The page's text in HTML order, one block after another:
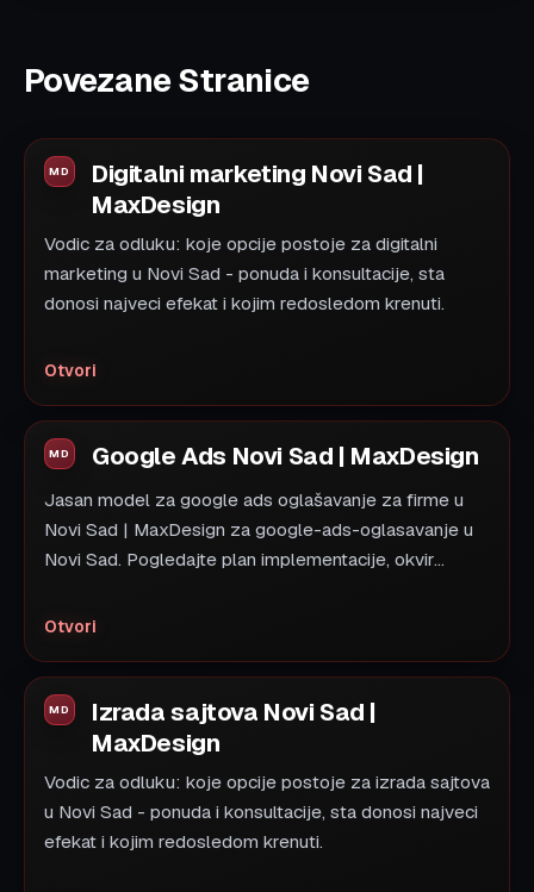
Povezane Stranice
Digitalni marketing Novi Sad |
MaxDesign
Vodic za odluku: koje opcije postoje za digitalni
marketing u Novi Sad - ponuda i konsultacije, sta
donosi najveci efekat i kojim redosledom krenuti.
Otvori
Google Ads Novi Sad | MaxDesign
Jasan model za google ads oglašavanje za firme u
Novi Sad | MaxDesign za google-ads-oglasavanje u
Novi Sad. Pogledajte plan implementacije, okvir...
Otvori
Izrada sajtova Novi Sad |
MaxDesign
Vodic za odluku: koje opcije postoje za izrada sajtova
u Novi Sad - ponuda i konsultacije, sta donosi najveci
efekat i kojim redosledom krenuti.